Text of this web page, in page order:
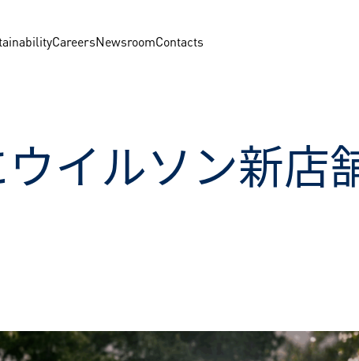
CareersNewsroomContacts
イルソン新店